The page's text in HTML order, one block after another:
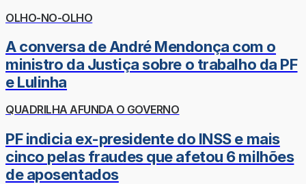
OLHO-NO-OLHO
A conversa de André Mendonça com o
ministro da Justiça sobre o trabalho da PF
e Lulinha
QUADRILHA AFUNDA O GOVERNO
PF indicia ex-presidente do INSS e mais
cinco pelas fraudes que afetou 6 milhões
de aposentados